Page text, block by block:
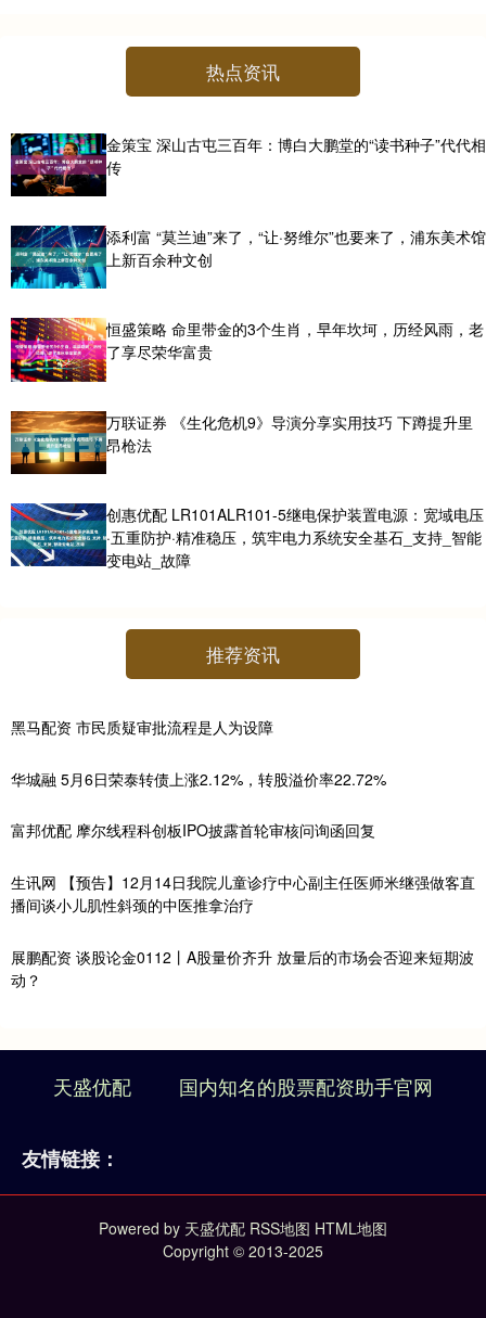
热点资讯
金策宝 深山古屯三百年：博白大鹏堂的“读书种子”代代相
传
添利富 “莫兰迪”来了，“让·努维尔”也要来了，浦东美术馆
上新百余种文创
恒盛策略 命里带金的3个生肖，早年坎坷，历经风雨，老
了享尽荣华富贵
万联证券 《生化危机9》导演分享实用技巧 下蹲提升里
昂枪法
创惠优配 LR101ALR101-5继电保护装置电源：宽域电压
·五重防护·精准稳压，筑牢电力系统安全基石_支持_智能
变电站_故障
推荐资讯
黑马配资 市民质疑审批流程是人为设障
华城融 5月6日荣泰转债上涨2.12%，转股溢价率22.72%
富邦优配 摩尔线程科创板IPO披露首轮审核问询函回复
生讯网 【预告】12月14日我院儿童诊疗中心副主任医师米继强做客直
播间谈小儿肌性斜颈的中医推拿治疗
展鹏配资 谈股论金0112丨A股量价齐升 放量后的市场会否迎来短期波
动？
天盛优配 国内知名的股票配资助手官网
友情链接：
Powered by 天盛优配 RSS地图 HTML地图
Copyright © 2013-2025